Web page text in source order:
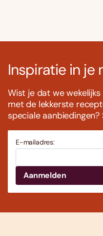
Inspiratie in je
Wist je dat we
met de lekkerste
speciale aanbiedingen?
E-mailadres: